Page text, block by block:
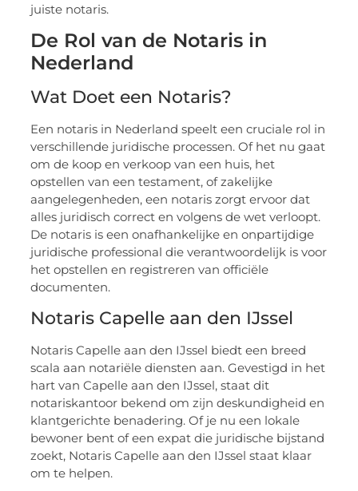
juiste notaris.
De Rol van de Notaris in
Nederland
Wat Doet een Notaris?
Een notaris in Nederland speelt een cruciale rol in
verschillende juridische processen. Of het nu gaat
om de koop en verkoop van een huis, het
opstellen van een testament, of zakelijke
aangelegenheden, een notaris zorgt ervoor dat
alles juridisch correct en volgens de wet verloopt.
De notaris is een onafhankelijke en onpartijdige
juridische professional die verantwoordelijk is voor
het opstellen en registreren van officiële
documenten.
Notaris Capelle aan den IJssel
Notaris Capelle aan den IJssel biedt een breed
scala aan notariële diensten aan. Gevestigd in het
hart van Capelle aan den IJssel, staat dit
notariskantoor bekend om zijn deskundigheid en
klantgerichte benadering. Of je nu een lokale
bewoner bent of een expat die juridische bijstand
zoekt, Notaris Capelle aan den IJssel staat klaar
om te helpen.